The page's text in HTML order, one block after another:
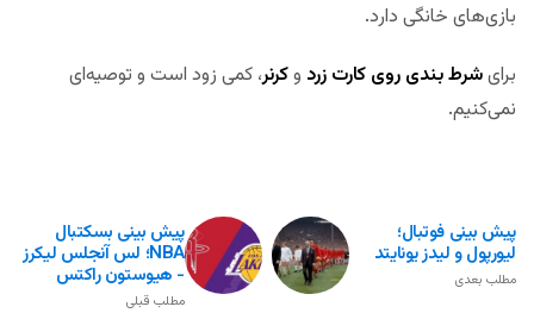
بازی‌های خانگی دارد.
برایشرط بندی روی کارت زرد وکرنر، کمی زود است و توصیه‌ای
نمی‌کنیم.
پیش بینی بسکتبال
NBA؛ لس آنجلس لیکرز
- هیوستون راکتس
مطلب قبلی
پیش بینی فوتبال؛
لیورپول و لیدز یونایتد
مطلب بعدی